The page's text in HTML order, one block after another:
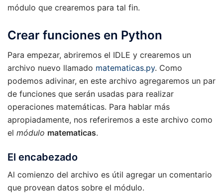
módulo que crearemos para tal fin.
Crear funciones en Python
Para empezar, abriremos el IDLE y crearemos un
archivo nuevo llamado matematicas.py. Como
podemos adivinar, en este archivo agregaremos un par
de funciones que serán usadas para realizar
operaciones matemáticas. Para hablar más
apropiadamente, nos referiremos a este archivo como
el módulo matematicas.
El encabezado
Al comienzo del archivo es útil agregar un comentario
que provean datos sobre el módulo.